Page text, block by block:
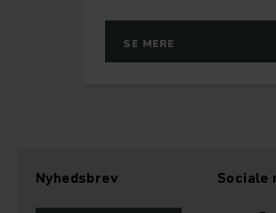
SE MERE
Nyhedsbrev Sociale